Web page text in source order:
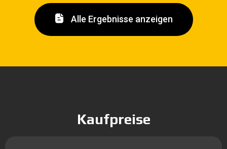
Alle Ergebnisse anzeigen
Kaufpreise